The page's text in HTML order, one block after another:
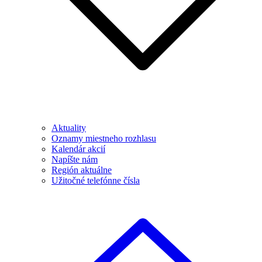
Aktuality
Oznamy miestneho rozhlasu
Kalendár akcií
Napíšte nám
Región aktuálne
Užitočné telefónne čísla